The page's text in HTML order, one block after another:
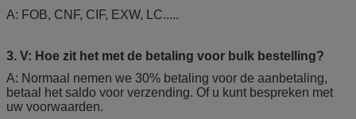
A: FOB, CNF, CIF, EXW, LC.....
3. V: Hoe zit het met de betaling voor bulk bestelling?
A: Normaal nemen we 30% betaling voor de aanbetaling,
betaal het saldo voor verzending. Of u kunt bespreken met
uw voorwaarden.